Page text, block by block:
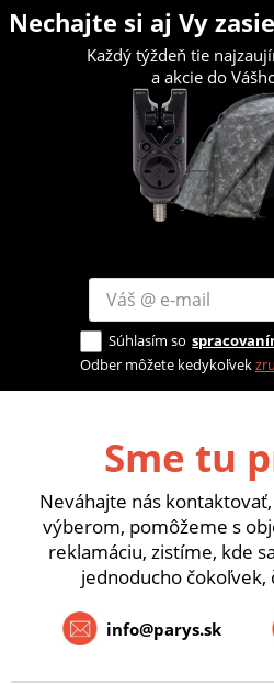
Nechajte si aj Vy
Každý týždeň tie
a akcie do
Súhlasím so
Odber môžete kedykoľvek
Sme tu
Neváhajte nás
výberom, pomôžeme s
reklamáciu, zistíme, kde
jednoducho čokoľvek,
info@parys.sk